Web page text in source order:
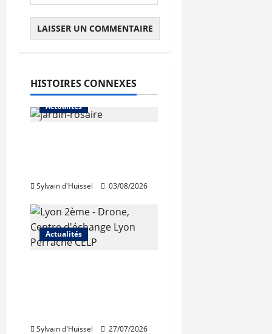
HISTOIRES CONNEXES
Actualités
Sylvain d'Huissel 03/08/2026
Actualités
Sylvain d'Huissel 27/07/2026